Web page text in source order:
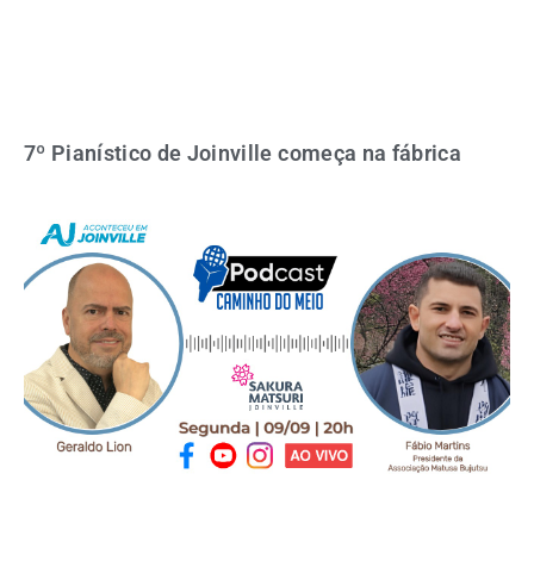
7º Pianístico de Joinville começa na fábrica